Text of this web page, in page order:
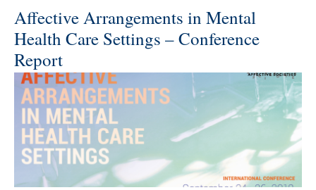
Affective Arrangements in Mental
Health Care Settings – Conference
Report